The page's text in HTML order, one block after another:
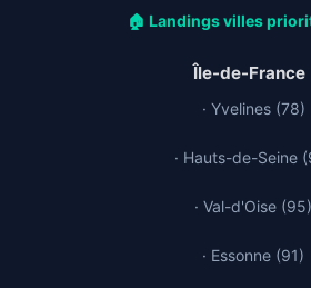
🏠 Landings villes
Île-de-France
· Yvelines (78)
· Hauts-de-Seine
· Val-d'Oise (95)
· Essonne (91)